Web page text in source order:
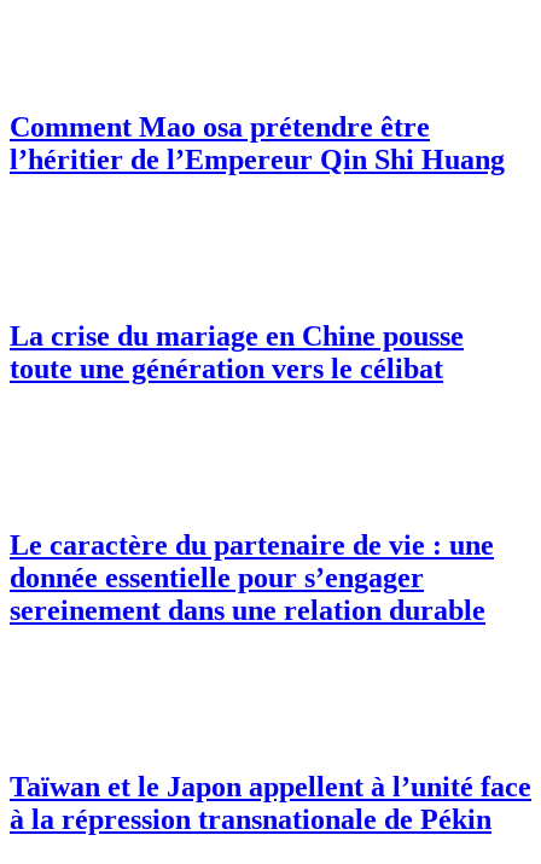
Comment Mao osa prétendre être
l’héritier de l’Empereur Qin Shi Huang
La crise du mariage en Chine pousse
toute une génération vers le célibat
Le caractère du partenaire de vie : une
donnée essentielle pour s’engager
sereinement dans une relation durable
Taïwan et le Japon appellent à l’unité face
à la répression transnationale de Pékin